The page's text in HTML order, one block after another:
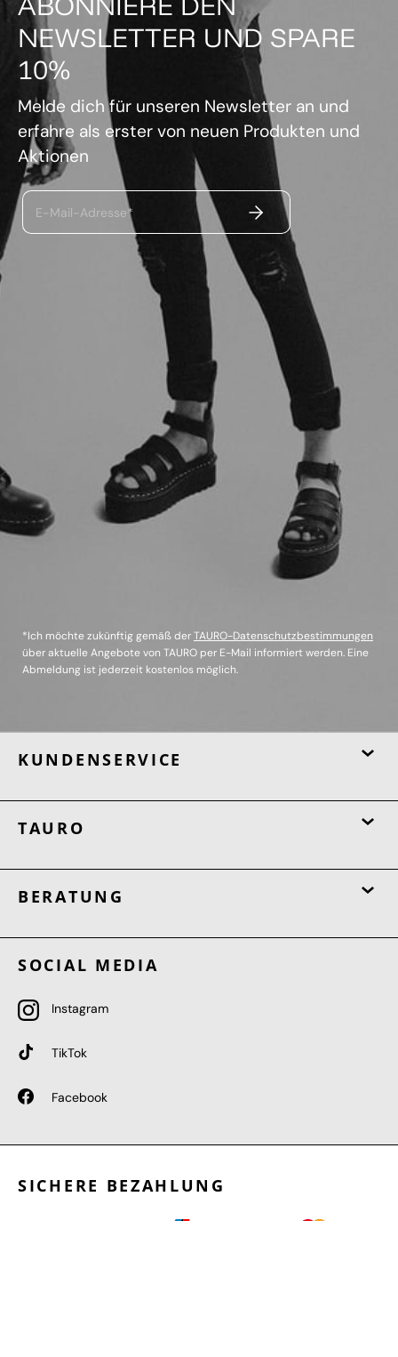
NEWSLETTER UND SPARE
10%
Melde dich für unseren Newsletter an und
erfahre als erster von neuen Produkten und
Aktionen
E-Mail-Adresse* ABSENDEN
*Ich möchte zukünftig gemäß derTAURO-Datenschutzbestimmungen
über aktuelle Angebote von TAURO per E-Mail informiert werden. Eine
Abmeldung ist jederzeit kostenlos möglich.
KUNDENSERVICE
TAURO
BERATUNG
SOCIAL MEDIA
Instagram
TikTok
Facebook
SICHERE BEZAHLUNG